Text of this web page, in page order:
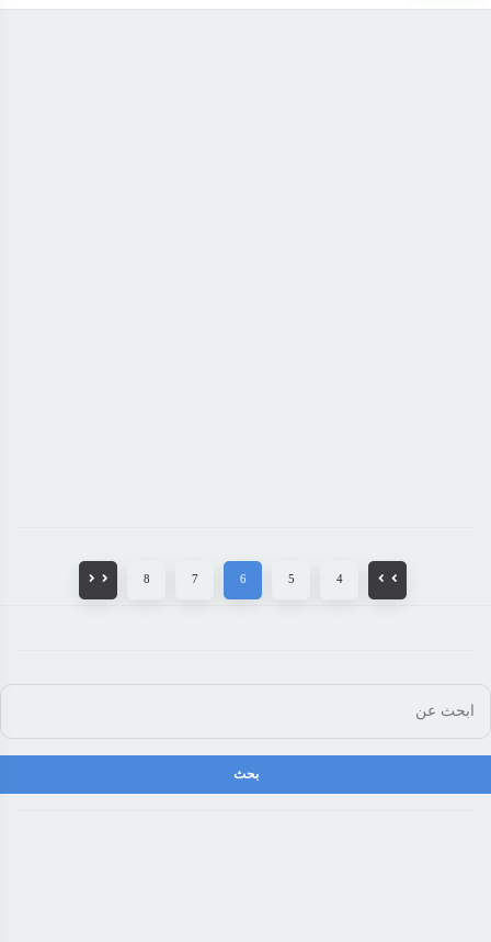
4
5
6
7
8